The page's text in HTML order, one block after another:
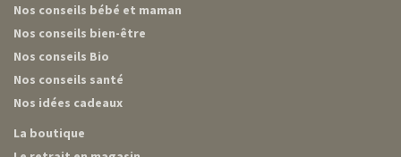
Nos conseils bébé et maman
Nos conseils bien-être
Nos conseils Bio
Nos conseils santé
Nos idées cadeaux
La boutique